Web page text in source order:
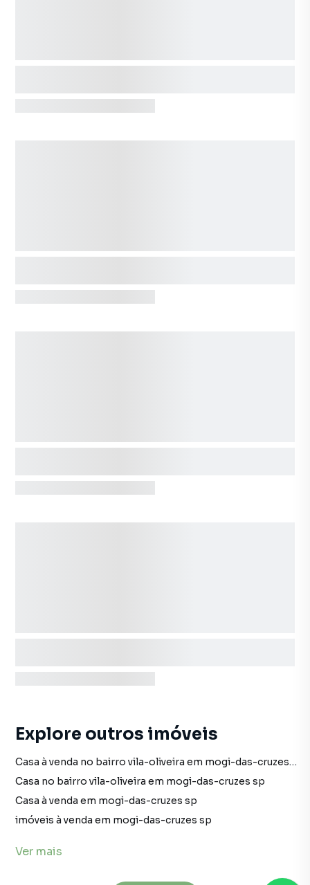
Explore outros imóveis
Casa à venda no bairro vila-oliveira em mogi-das-cruzes sp com 3 vagas
Casa no bairro vila-oliveira em mogi-das-cruzes sp
Casa à venda em mogi-das-cruzes sp
imóveis à venda em mogi-das-cruzes sp
Terreno no bairro vila-oliveira em mogi-das-cruzes sp
Ver mais